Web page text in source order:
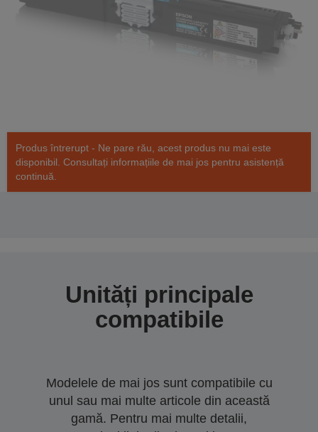
Produs întrerupt - Ne pare rău, acest produs nu mai este
disponibil. Consultați informațiile de mai jos pentru asistență
continuă.
Unități principale
compatibile
Modelele de mai jos sunt compatibile cu
unul sau mai multe articole din această
gamă. Pentru mai multe detalii,